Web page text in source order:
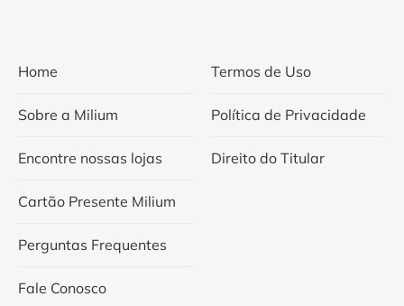
Home
Sobre a Milium
Encontre nossas lojas
Cartão Presente Milium
Perguntas Frequentes
Fale Conosco
Termos de Uso
Política de Privacidade
Direito do Titular